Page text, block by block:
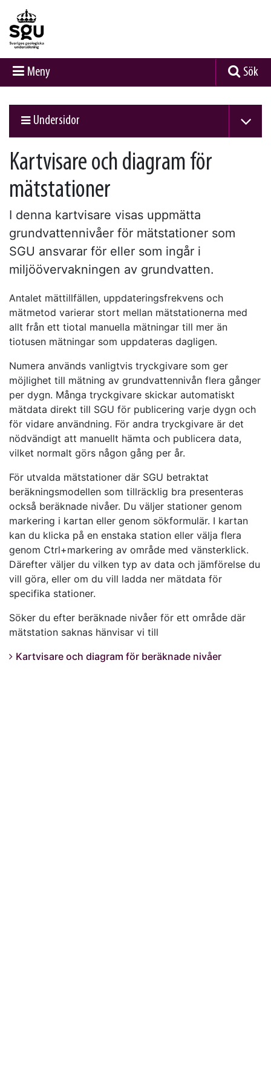
Meny Sök
Undersidor
Kartvisare och diagram för
mätstationer
I denna kartvisare visas uppmätta
grundvattennivåer för mätstationer som
SGU ansvarar för eller som ingår i
miljöövervakningen av grundvatten.
Antalet mättillfällen, uppdateringsfrekvens och
mätmetod varierar stort mellan mätstationerna med
allt från ett tiotal manuella mätningar till mer än
tiotusen mätningar som uppdateras dagligen.
Numera används vanligtvis tryckgivare som ger
möjlighet till mätning av grundvattennivån flera gånger
per dygn. Många tryckgivare skickar automatiskt
mätdata direkt till SGU för publicering varje dygn och
för vidare användning. För andra tryckgivare är det
nödvändigt att manuellt hämta och publicera data,
vilket normalt görs någon gång per år.
För utvalda mätstationer där SGU betraktat
beräkningsmodellen som tillräcklig bra presenteras
också beräknade nivåer. Du väljer stationer genom
markering i kartan eller genom sökformulär. I kartan
kan du klicka på en enstaka station eller välja flera
genom Ctrl+markering av område med vänsterklick.
Därefter väljer du vilken typ av data och jämförelse du
vill göra, eller om du vill ladda ner mätdata för
specifika stationer.
Söker du efter beräknade nivåer för ett område där
mätstation saknas hänvisar vi till
Kartvisare och diagram för beräknade nivåer